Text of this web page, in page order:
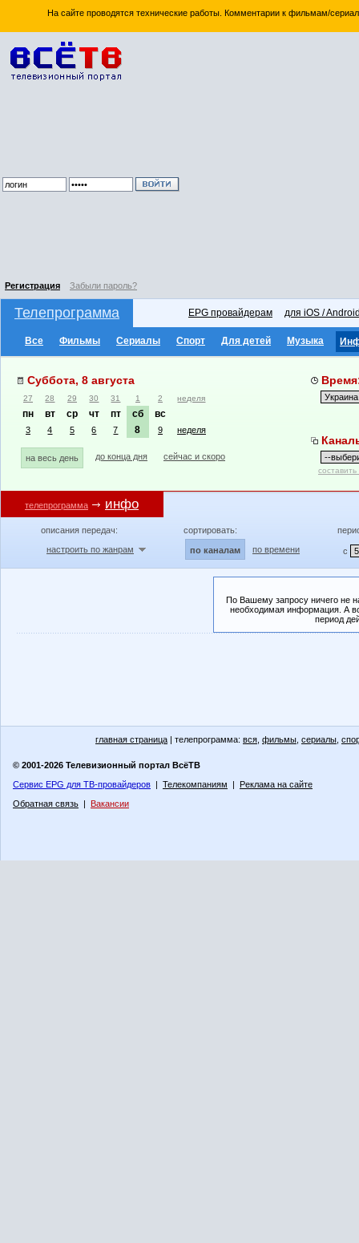
На сайте проводятся технические работы. Комментарии к фильмам/
Регистрация Забыли пароль?
Телепрограмма EPG провайдерам для iOS /
Все Фильмы Сериалы Спорт Для детей Музыка
Суббота, 8 августа
27 28 29 30 31 1 2 неделя
пн вт ср чт пт сб вс
3 4 5 6 7 8 9 неделя
на весь день до конца дня сейчас и скоро
телепрограмма инфо
описания передач:
настроить по жанрам
сортировать:
по каналам по времени с
По Вашему запросу ничего не
необходимая информация. А
период
главная страница | телепрограмма: вся фильмы сериалы
© 2001-2026 Телевизионный портал ВсёТВ
Сервис EPG для ТВ-провайдеров | Телекомпаниям | Реклама на сайте
Обратная связь | Вакансии